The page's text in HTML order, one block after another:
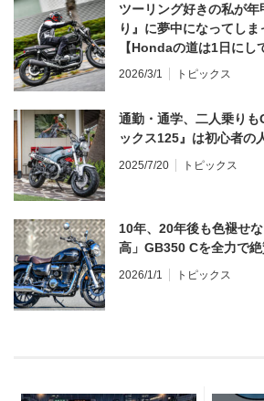
ツーリング好きの私が
り』に夢中になってし
【Hondaの道は1日にし
ンプレ・レビュー 前編】
2026/3/1 トピックス
通勤・通学、二人乗り
ックス125』は初心者の
2025/7/20 トピックス
10年、20年後も色褪せ
高」GB350 Cを全力で
2026/1/1 トピックス